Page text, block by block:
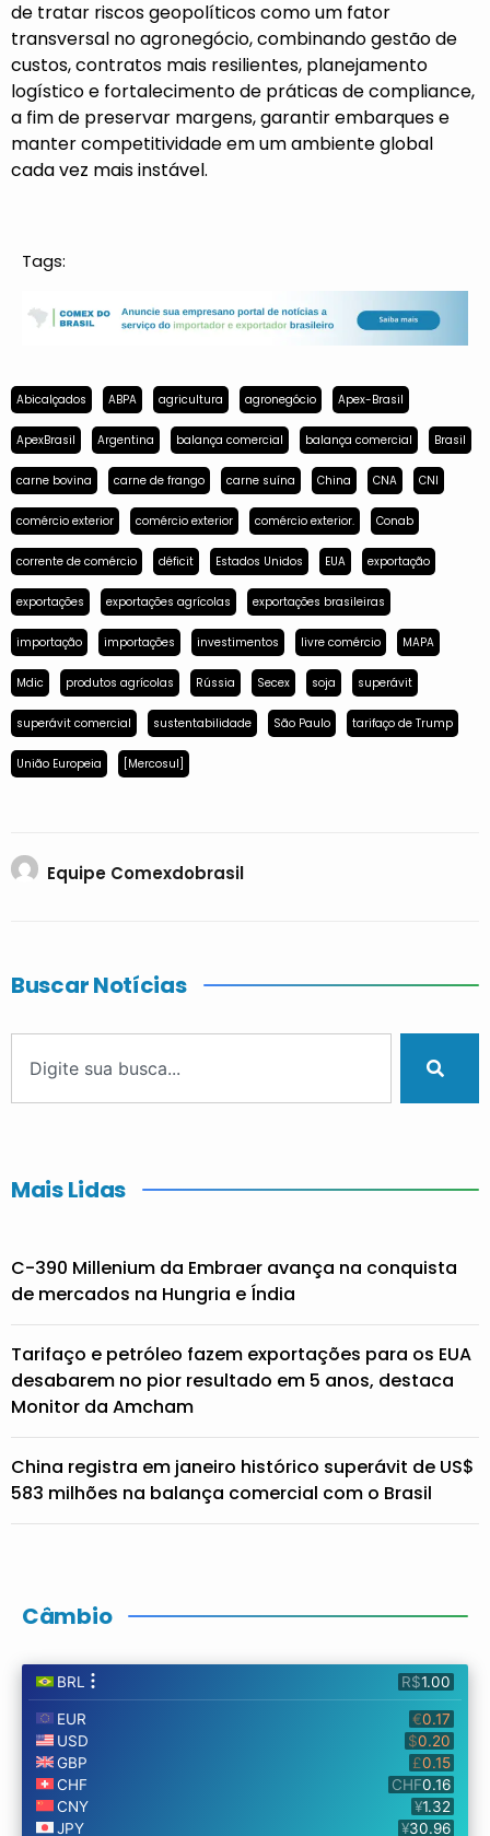
de tratar riscos geopolíticos como um fator
transversal no agronegócio, combinando gestão de
custos, contratos mais resilientes, planejamento
logístico e fortalecimento de práticas de compliance,
a fim de preservar margens, garantir embarques e
manter competitividade em um ambiente global
cada vez mais instável.
Tags:
Abicalçados ABPA agricultura agronegócio Apex-Brasil
ApexBrasil Argentina balança comercial balança comercial Brasil
carne bovina carne de frango carne suína China CNA CNI
comércio exterior comércio exterior comércio exterior. Conab
corrente de comércio déficit Estados Unidos EUA exportação
exportações exportações agrícolas exportações brasileiras
importação importações investimentos livre comércio MAPA
Mdic produtos agrícolas Rússia Secex soja superávit
superávit comercial sustentabilidade São Paulo tarifaço de Trump
União Europeia [Mercosul]
Equipe Comexdobrasil
Buscar Notícias
Mais Lidas
C-390 Millenium da Embraer avança na conquista
de mercados na Hungria e Índia
Tarifaço e petróleo fazem exportações para os EUA
desabarem no pior resultado em 5 anos, destaca
Monitor da Amcham
China registra em janeiro histórico superávit de US$
583 milhões na balança comercial com o Brasil
Câmbio